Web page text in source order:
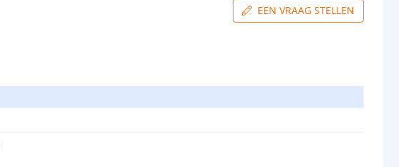
EEN VRAAG STELLEN